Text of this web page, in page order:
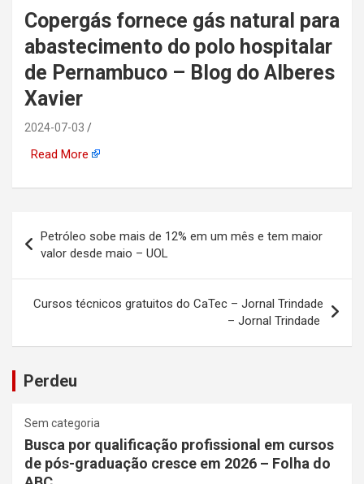
automotiva, mineração,
indústria naval, etc
Copergás fornece gás natural para
abastecimento do polo hospitalar
de Pernambuco – Blog do Alberes
Xavier
2024-07-03
Read More
de
Post
Petróleo sobe mais de 12% em um mês e tem maior
valor desde maio – UOL
Cursos técnicos gratuitos do CaTec – Jornal Trindade
– Jornal Trindade
Perdeu
Sem categoria
Busca por qualificação profissional em cursos
de pós-graduação cresce em 2026 – Folha do